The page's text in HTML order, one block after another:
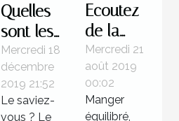
Quelles
sont les
vertus du
vin blanc
?
Mercredi 18
décembre
2019 21:52
Le saviez-
vous ? Le
Ecoutez
de la
musique
pour
rester en
bonne
Mercredi 21
août 2019
00:02
Manger
équilibré,